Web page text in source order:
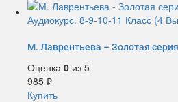
Оценка 0 из 5
985 ₽
Купить